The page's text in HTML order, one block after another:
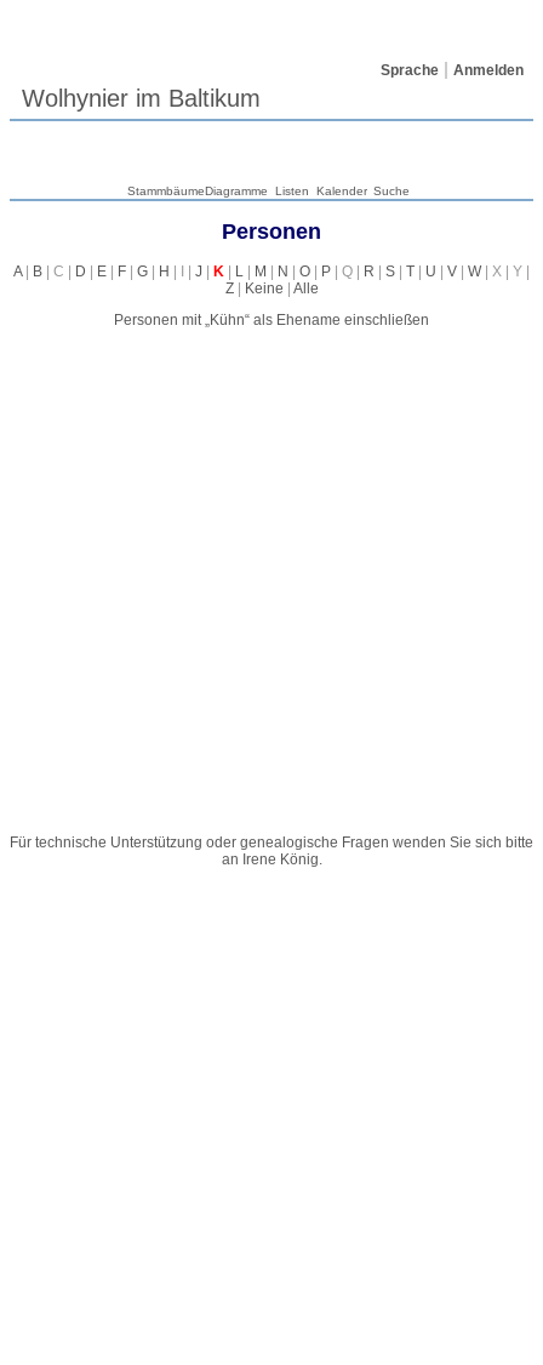
Sprache Anmelden
Wolhynier im Baltikum
StammbäumeDiagramme Listen Kalender Suche
Personen
A| B | C | D | E | F | G | H | I | J | K | L | M | N | O | P | Q | R | S | T | U | V | W| X | Y |
Z| Keine | Alle
Personen mit „Kühn“ als Ehename einschließen
Für technische Unterstützung oder genealogische Fragen wenden Sie sich bitte
an Irene König.